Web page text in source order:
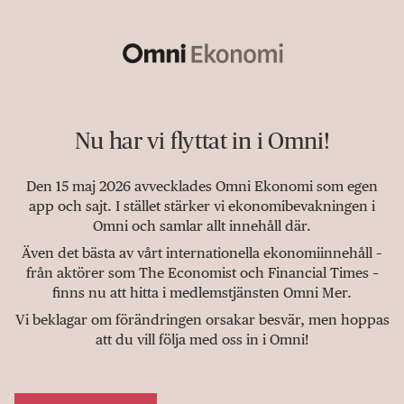
Nu har vi flyttat in i Omni!
Den 15 maj 2026 avvecklades Omni Ekonomi som egen
app och sajt. I stället stärker vi ekonomibevakningen i
Omni och samlar allt innehåll där.
Även det bästa av vårt internationella ekonomiinnehåll –
från aktörer som The Economist och Financial Times –
finns nu att hitta i medlemstjänsten Omni Mer.
Vi beklagar om förändringen orsakar besvär, men hoppas
att du vill följa med oss in i Omni!